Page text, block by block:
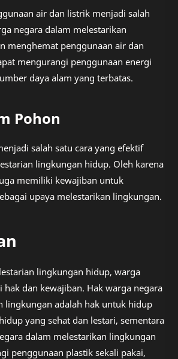
air dan listrik menjadi salah
negara dalam melestarikan
menghemat penggunaan air dan
mengurangi penggunaan energi
daya alam yang terbatas.
Pohon
salah satu cara yang efektif
lingkungan hidup. Oleh karena
memiliki kewajiban untuk
upaya melestarikan lingkungan.
lingkungan hidup, warga
hak dan kewajiban. Hak warga negara
lingkungan adalah hak untuk hidup
yang sehat dan lestari, sementara
dalam melestarikan lingkungan
penggunaan plastik sekali pakai,